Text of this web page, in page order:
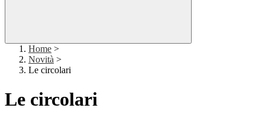
Home >
Novità >
Le circolari
Le circolari